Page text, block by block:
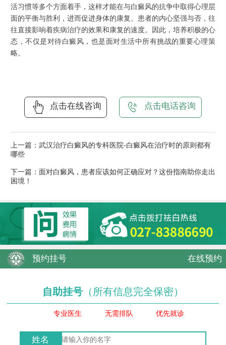
活习惯等多个方面着手，这样才能在与白癜风的抗争中取得心理层
面的平衡与胜利，进而促进身体的康复。患者的内心坚强与否，往
往直接影响着疾病治疗的效果和康复的速度。因此，培养积极的心
态，不仅是对待白癜风，也是面对生活中所有挑战的重要心理策
略。
点击在线咨询 点击电话咨询
上一篇： 武汉治疗白癜风的专科医院-白癜风在治疗时的原则都有
哪些
下一篇： 面对白癜风，患者应该如何正确应对？这份指南助你走出
困境！
预约挂号 在线预约
自助挂号 （所有信息完全保密）
专业医生 无需排队 优先就诊
姓名